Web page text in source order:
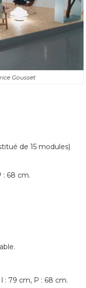
Gousset
de 15 modules)
: 68 cm.
: 79 cm, P : 68 cm.